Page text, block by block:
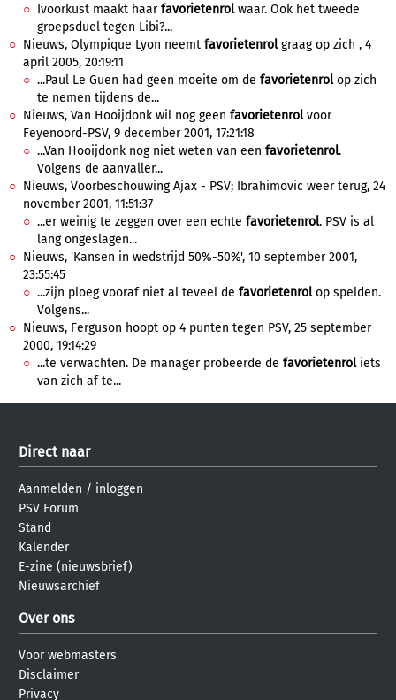
Ivoorkust maakt haarfavorietenrolwaar. Ook het tweede
groepsduel tegen Libi?...
Nieuws, Olympique Lyon neemt favorietenrolgraag op zich , 4
april 2005, 20:19:11
...Paul Le Guen had geen moeite om de favorietenrolop zich
te nemen tijdens de...
Nieuws, Van Hooijdonk wil nog geen favorietenrolvoor
Feyenoord-PSV, 9 december 2001, 17:21:18
...Van Hooijdonk nog niet weten van een favorietenrol.
Volgens de aanvaller...
Nieuws, Voorbeschouwing Ajax - PSV; Ibrahimovic weer terug, 24
november 2001, 11:51:37
...er weinig te zeggen over een echte favorietenrol. PSV is al
lang ongeslagen...
Nieuws, 'Kansen in wedstrijd 50%-50%', 10 september 2001,
23:55:45
...zijn ploeg vooraf niet al teveel de favorietenrolop spelden.
Volgens...
Nieuws, Ferguson hoopt op 4 punten tegen PSV, 25 september
2000, 19:14:29
...te verwachten. De manager probeerde de favorietenroliets
van zich af te...
Direct naar
Aanmelden / inloggen
PSV Forum
Stand
Kalender
E-zine (nieuwsbrief)
Nieuwsarchief
Over ons
Voor webmasters
Disclaimer
Privacy